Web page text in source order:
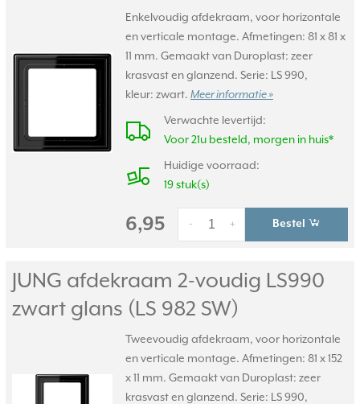
Enkelvoudig afdekraam, voor horizontale
en verticale montage. Afmetingen: 81 x 81 x
11 mm. Gemaakt van Duroplast: zeer
krasvast en glanzend. Serie: LS 990,
kleur: zwart. Meer informatie »
Verwachte levertijd:
Voor 21u besteld, morgen in huis*
Huidige voorraad:
19 stuk(s)
6,95 +
- Bestel
JUNG afdekraam 2-voudig LS990
zwart glans (LS 982 SW)
Tweevoudig afdekraam, voor horizontale
en verticale montage. Afmetingen: 81 x 152
x 11 mm. Gemaakt van Duroplast: zeer
krasvast en glanzend. Serie: LS 990,